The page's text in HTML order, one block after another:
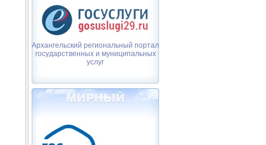
Архангельский региональный портал
государственных и муниципальных
услуг